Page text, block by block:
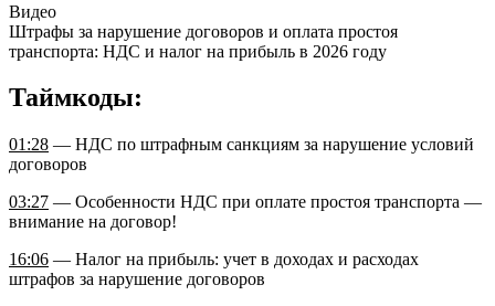
Видео
Штрафы за нарушение договоров и оплата простоя
транспорта: НДС и налог на прибыль в 2026 году
Таймкоды:
01:28 — НДС по штрафным санкциям за нарушение условий
договоров
03:27 — Особенности НДС при оплате простоя транспорта —
внимание на договор!
16:06 — Налог на прибыль: учет в доходах и расходах
штрафов за нарушение договоров